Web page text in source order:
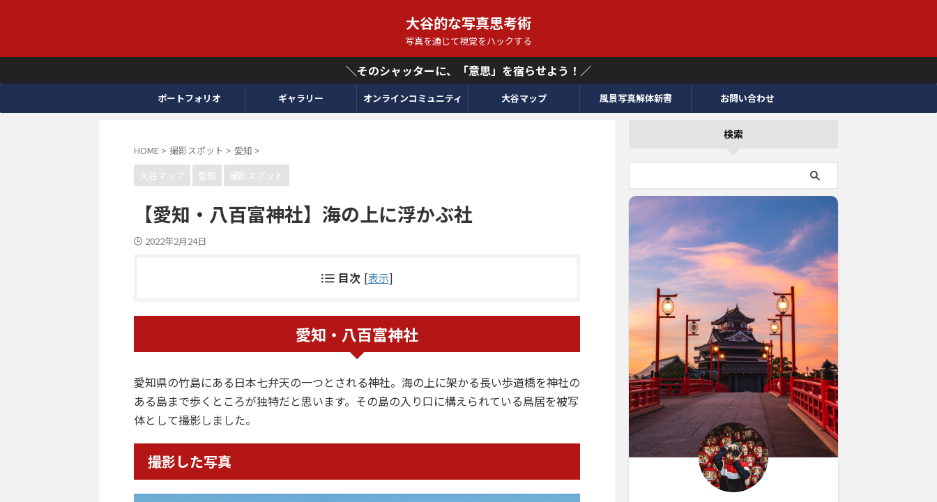
大谷的な写真思考術
写真を通じて視覚をハックする
＼そのシャッターに、「意思」を宿らせよう！／
ポートフォリオ ギャラリー オンラインコミュニティ 大谷マップ 風景写真解体新書 お問い合わせ
HOME > 撮影スポット > 愛知 >
大谷マップ
愛知 撮影スポット
【愛知・八百富神社】海の上に浮かぶ社
2022年2月24日
目次 [表示]
愛知・八百富神社
愛知県の竹島にある日本七弁天の一つとされる神社。海の上に架かる長い歩道橋を神社の
ある島まで歩くところが独特だと思います。その島の入り口に構えられている鳥居を被写
体として撮影しました。
撮影した写真
検索